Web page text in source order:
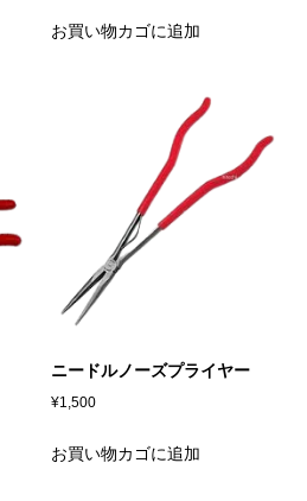
お買い物カゴに追加
ニードルノーズプライヤー
¥1,500
お買い物カゴに追加